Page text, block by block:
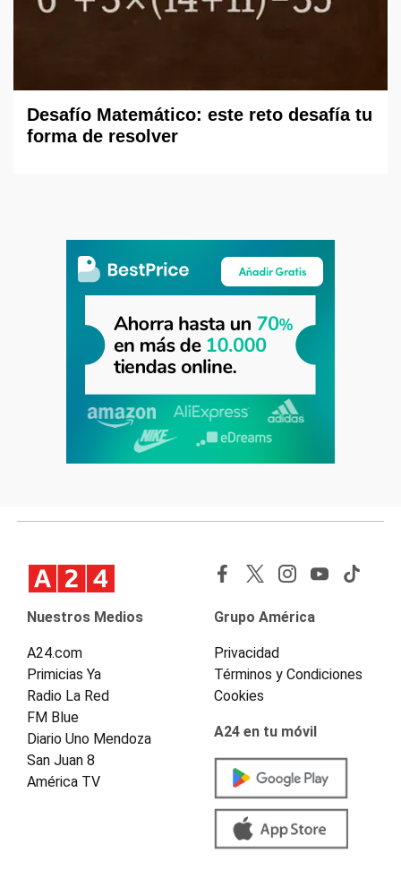
Desafío Matemático: este reto desafía tu
forma de resolver
Nuestros Medios
A24.com
Primicias Ya
Radio La Red
FM Blue
Diario Uno Mendoza
San Juan 8
América TV
Grupo América
Privacidad
Términos y Condiciones
Cookies
A24 en tu móvil